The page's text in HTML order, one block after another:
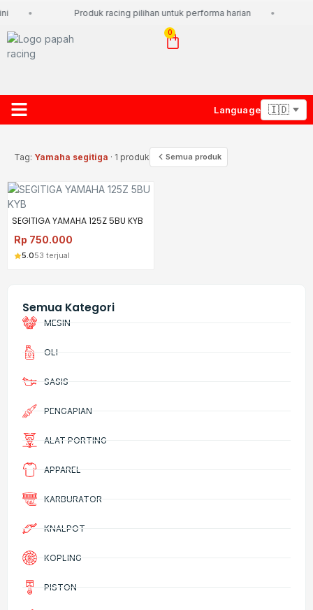
Produk racing pilihan untuk performa harian
0
Language
Semua Kategori
MESIN
OLI
SASIS
PENGAPIAN
ALAT PORTING
APPAREL
KARBURATOR
KNALPOT
KOPLING
PISTON
Tag: Yamaha segitiga · 1 produk Semua produk
SEGITIGA YAMAHA 125Z 5BU KYB
Rp 750.000
5.053 terjual